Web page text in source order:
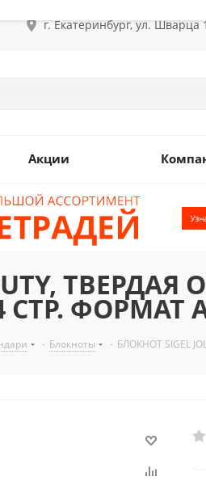
г. Екатеринбург, ул.
Акции
ФОРМАТ
- Блокноты - БЛОКНОТ SIGEL